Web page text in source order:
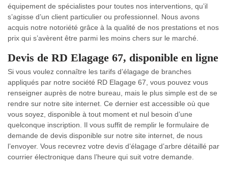
équipement de spécialistes pour toutes nos interventions, qu’il
s’agisse d’un client particulier ou professionnel. Nous avons
acquis notre notoriété grâce à la qualité de nos prestations et nos
prix qui s’avèrent être parmi les moins chers sur le marché.
Devis de RD Elagage 67, disponible en ligne
Si vous voulez connaître les tarifs d’élagage de branches
appliqués par notre société RD Elagage 67, vous pouvez vous
renseigner auprès de notre bureau, mais le plus simple est de se
rendre sur notre site internet. Ce dernier est accessible où que
vous soyez, disponible à tout moment et nul besoin d’une
quelconque inscription. Il vous suffit de remplir le formulaire de
demande de devis disponible sur notre site internet, de nous
l’envoyer. Vous recevrez votre devis d’élagage d’arbre détaillé par
courrier électronique dans l’heure qui suit votre demande.